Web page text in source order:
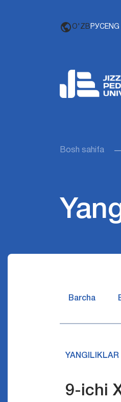
O'ZB РУСENG
Bosh sahifa
Barcha
YANGILIKLAR
9-ichi